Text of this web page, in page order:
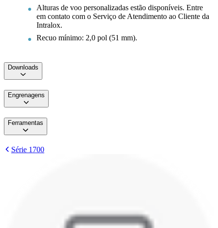
Alturas de voo personalizadas estão disponíveis. Entre
em contato com o Serviço de Atendimento ao Cliente da
Intralox.
Recuo mínimo: 2,0 pol (51 mm).
Downloads
Engrenagens
Ferramentas
Série 1700